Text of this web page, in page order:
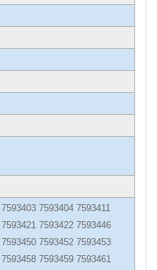
7593404 7593411
7593422 7593446
7593452 7593453
7593459 7593461